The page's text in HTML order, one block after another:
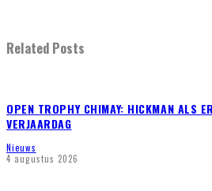
Related Posts
OPEN TROPHY CHIMAY: HICKMAN ALS
VERJAARDAG
Nieuws
4 augustus 2026